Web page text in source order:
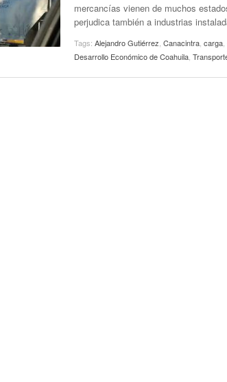
mercancías vienen de muchos
perjudica también a industrias
Tags: Alejandro Gutiérrez Canacintra carga
Desarrollo Económico de Coahuila